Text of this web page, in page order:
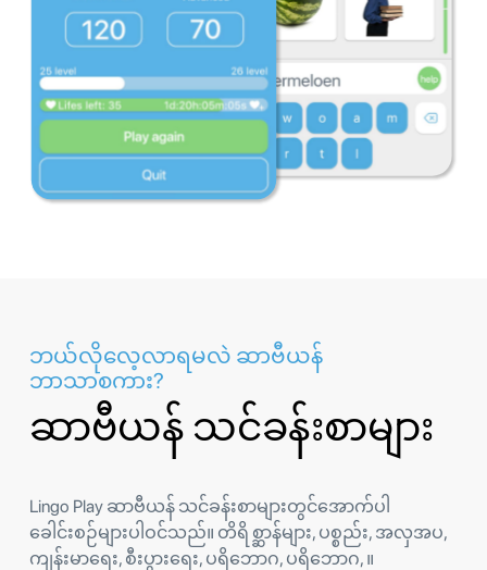
ဘယ်လိုလေ့လာရမလဲ ဆာဗီယန်
ဘာသာစကား?
ဆာဗီယန် သင်ခန်းစာများ
Lingo Play ဆာဗီယန် သင်ခန်းစာများတွင်အောက်ပါ
ခေါင်းစဉ်များပါဝင်သည်။ တိရိစ္ဆာန်များ, ပစ္စည်း, အလှအပ,
ကျန်းမာရေး, စီးပွားရေး, ပရိဘောဂ, ပရိဘောဂ, ။